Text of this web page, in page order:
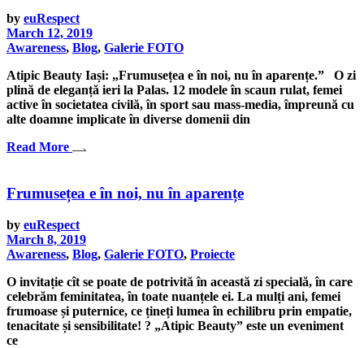
by euRespect
March 12, 2019
Awareness, Blog, Galerie FOTO
Atipic Beauty Iași: „Frumusețea e în noi, nu în aparențe.” O zi
plină de eleganță ieri la Palas. 12 modele în scaun rulat, femei
active în societatea civilă, în sport sau mass-media, împreună cu
alte doamne implicate în diverse domenii din
Read More
Frumusețea e în noi, nu în aparențe
by euRespect
March 8, 2019
Awareness, Blog, Galerie FOTO, Proiecte
O invitație cît se poate de potrivită în această zi specială, în care
celebrăm feminitatea, în toate nuanțele ei. La mulți ani, femei
frumoase și puternice, ce țineți lumea în echilibru prin empatie,
tenacitate și sensibilitate! ? „Atipic Beauty” este un eveniment
ce